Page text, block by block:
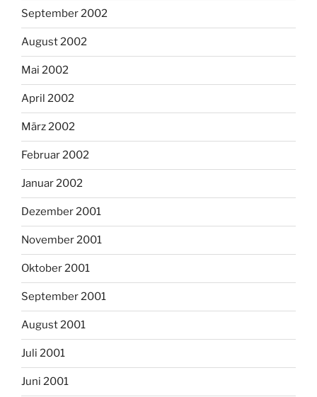
September 2002
August 2002
Mai 2002
April 2002
März 2002
Februar 2002
Januar 2002
Dezember 2001
November 2001
Oktober 2001
September 2001
August 2001
Juli 2001
Juni 2001